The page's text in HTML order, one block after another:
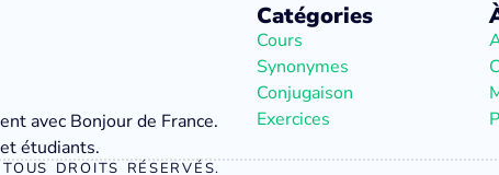
avec Bonjour de France.
étudiants.
Catégories
Cours
Synonymes
Conjugaison
Exercices
DROITS RÉSERVÉS.